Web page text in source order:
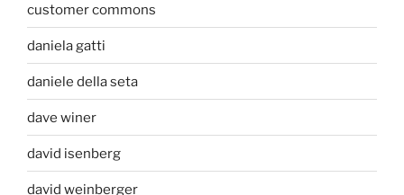
customer commons
daniela gatti
daniele della seta
dave winer
david isenberg
david weinberger